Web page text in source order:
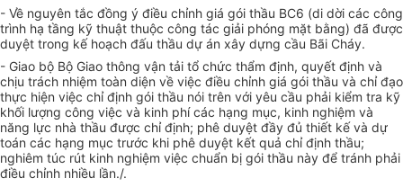
- Về nguyên tắc đồng ý điều chỉnh giá gói thầu BC6 (di dời các công
trình hạ tầng kỹ thuật thuộc công tác giải phóng mặt bằng) đã được
duyệt trong kế hoạch đấu thầu dự án xây dựng cầu Bãi Cháy.
- Giao bộ Bộ Giao thông vận tải tổ chức thẩm định, quyết định và
chịu trách nhiệm toàn diện về việc điều chỉnh giá gói thầu và chỉ đạo
thực hiện việc chỉ định gói thầu nói trên với yêu cầu phải kiểm tra kỹ
khối lượng công việc và kinh phí các hạng mục, kinh nghiệm và
năng lực nhà thầu được chỉ định; phê duyệt đầy đủ thiết kế và dự
toán các hạng mục trước khi phê duyệt kết quả chỉ định thầu;
nghiêm túc rút kinh nghiệm việc chuẩn bị gói thầu này để tránh phải
điều chỉnh nhiều lần./.